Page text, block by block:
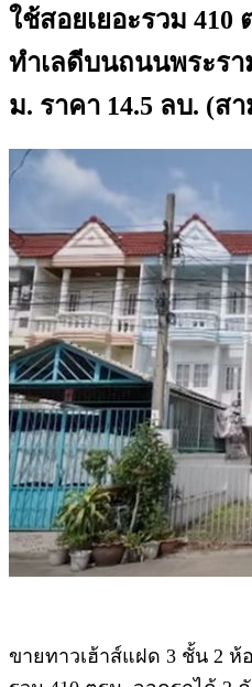
ใช้สอยเยอะรวม 410
ทำเลดีบนถนนพระรา
ม. ราคา 14.5 ลบ. (ส
ขายทาวเฮ้าส์แฝด 3 ชั้น 2 ห้